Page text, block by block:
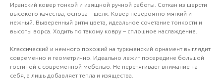
Иранский ковер тонкой и изящной ручной работы. Соткан из шерсти
высокого качества, основа – шелк. Ковер невероятно мягкий и
нежный. Выверенный ритм цвета, идеальное сочетание тонкости и
высоты ворса. Ходить по такому ковру – сплошное наслаждение.
Классический и немного похожий на туркменский орнамент выглядит
современно и геометрично. Идеально лежит посередине большой
гостиной с современной мебелью. Не перетягивает внимание на
себя, а лишь добавляет тепла и изящества.